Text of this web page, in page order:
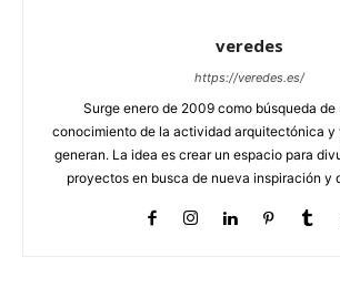
veredes
https://veredes.es/
Surge enero de 2009 como búsqueda de
conocimiento de la actividad arquitectónica y
generan. La idea es crear un espacio para
proyectos en busca de nueva inspiración y